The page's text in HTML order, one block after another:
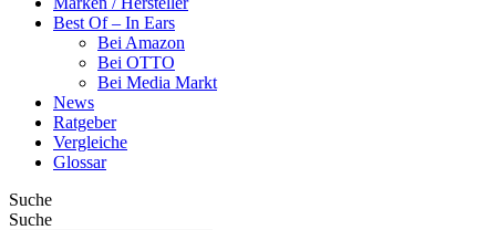
Best Of – In Ears
Bei Amazon
Bei OTTO
Bei Media Markt
News
Ratgeber
Vergleiche
Glossar
Suche
Suche